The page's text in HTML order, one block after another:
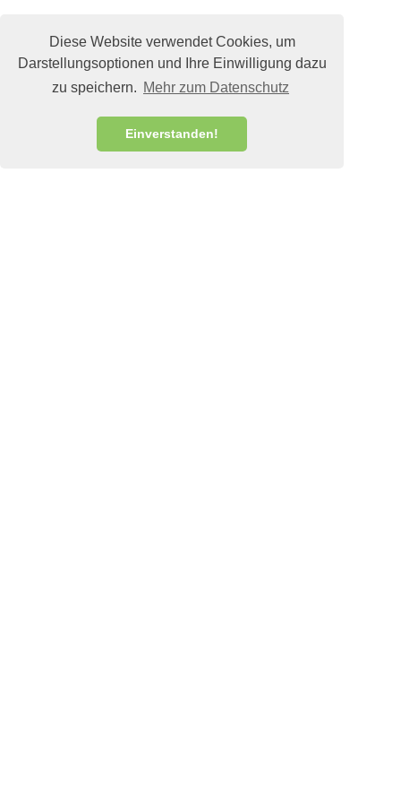
Diese Website verwendet Cookies, um
Darstellungsoptionen und Ihre Einwilligung dazu
zu speichern. Mehr zum Datenschutz
Einverstanden!